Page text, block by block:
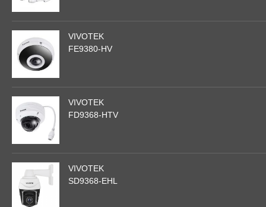
VIVOTEK
FE9380-HV
VIVOTEK
FD9368-HTV
VIVOTEK
SD9368-EHL